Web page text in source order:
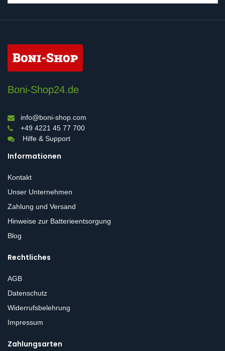
Boni-Shop24.de
info@boni-shop.com
+49 4221 45 77 700
Hilfe & Support
Informationen
Kontakt
Unser Unternehmen
Zahlung und Versand
Hinweise zur Batterieentsorgung
Blog
Rechtliches
AGB
Datenschutz
Widerrufsbelehrung
Impressum
Zahlungsarten